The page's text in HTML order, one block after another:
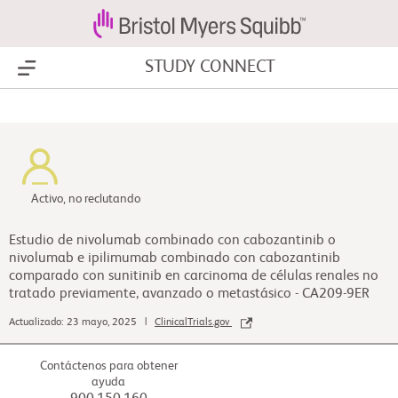
Show Menu STUDY CONNECT
Activo, no reclutando
Estudio de nivolumab combinado con cabozantinib o
nivolumab e ipilimumab combinado con cabozantinib
comparado con sunitinib en carcinoma de células renales no
tratado previamente, avanzado o metastásico - CA209-9ER
Actualizado: 23 mayo, 2025 | ClinicalTrials.gov
Contáctenos para obtener
ayuda